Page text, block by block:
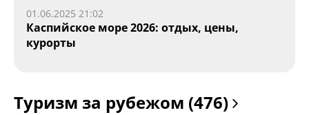
01.06.2025 21:02
Каспийское море 2026: отдых, цены,
курорты
Туризм за рубежом (476)